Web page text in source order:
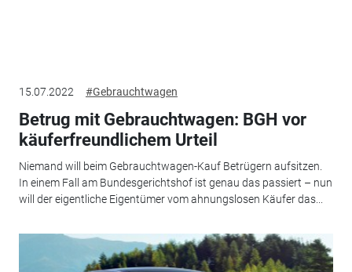
15.07.2022 #Gebrauchtwagen
Betrug mit Gebrauchtwagen: BGH vor
käuferfreundlichem Urteil
Niemand will beim Gebrauchtwagen-Kauf Betrügern aufsitzen.
In einem Fall am Bundesgerichtshof ist genau das passiert – nun
will der eigentliche Eigentümer vom ahnungslosen Käufer das...